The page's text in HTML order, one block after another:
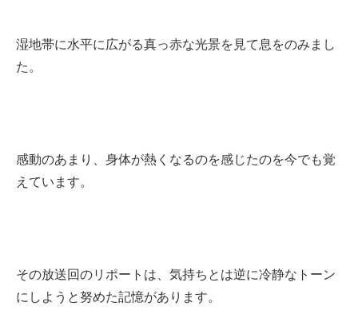
湿地帯に水平に広がる真っ赤な光景を見て息をのみまし
た。
感動のあまり、身体が熱くなるのを感じたのを今でも覚
えています。
その放送回のリポートは、気持ちとは逆に冷静なトーン
にしようと努めた記憶があります。